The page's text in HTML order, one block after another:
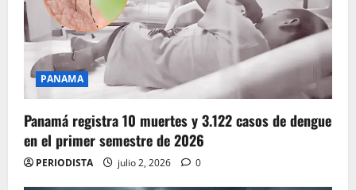
PANAMA
Panamá registra 10 muertes y 3.122 casos de dengue
en el primer semestre de 2026
PERIODISTA julio 2, 2026 0